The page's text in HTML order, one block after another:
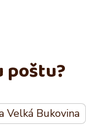
poštu?
Velká Bukovina